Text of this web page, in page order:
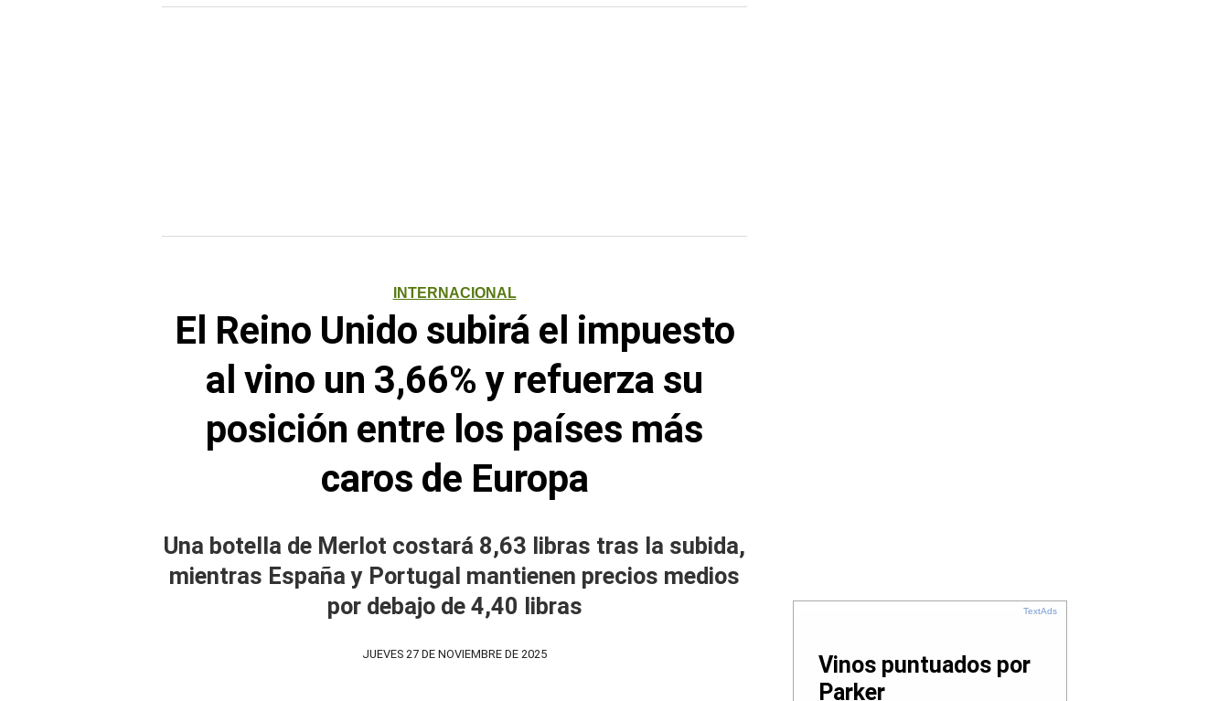
INTERNACIONAL
El Reino Unido subirá el impuesto
al vino un 3,66% y refuerza su
posición entre los países más
caros de Europa
Una botella de Merlot costará 8,63 libras tras la subida,
mientras España y Portugal mantienen precios medios
por debajo de 4,40 libras
JUEVES 27 DE NOVIEMBRE DE 2025
TextAds
Vinos puntuados por
Parker